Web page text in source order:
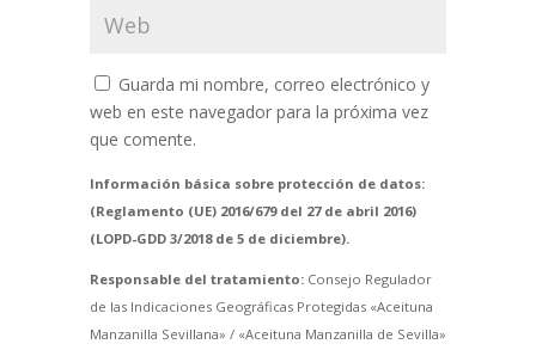
Guarda mi nombre, correo electrónico y
web en este navegador para la próxima vez
que comente.
Información básica sobre protección de datos:
(Reglamento (UE) 2016/679 del 27 de abril 2016)
(LOPD-GDD 3/2018 de 5 de diciembre).
Responsable del tratamiento:Consejo Regulador
de las Indicaciones Geográficas Protegidas «Aceituna
Manzanilla Sevillana» / «Aceituna Manzanilla de Sevilla»